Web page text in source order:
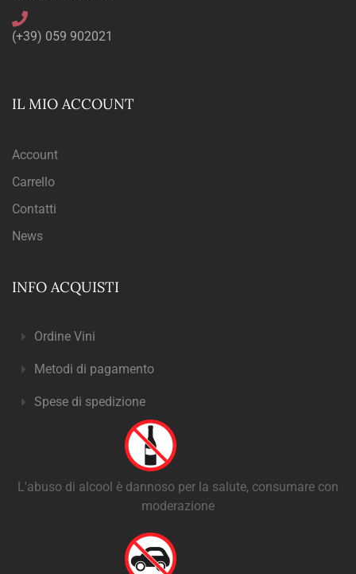
(+39) 059 902021
IL MIO ACCOUNT
Account
Carrello
Contatti
News
INFO ACQUISTI
Ordine Vini
Metodi di pagamento
Spese di spedizione
L'abuso di alcool è dannoso per la salute, consumare con
moderazione